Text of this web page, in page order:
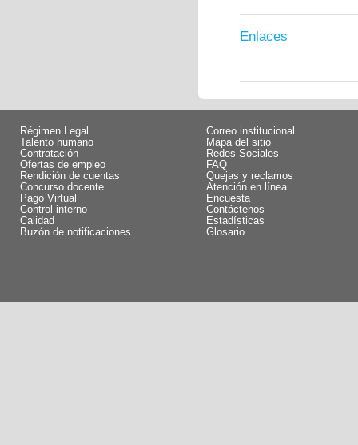
Enlaces
Régimen Legal
Talento humano
Contratación
Ofertas de empleo
Rendición de cuentas
Concurso docente
Pago Virtual
Control interno
Calidad
Buzón de notificaciones
Correo institucional
Mapa del sitio
Redes Sociales
FAQ
Quejas y reclamos
Atención en línea
Encuesta
Contáctenos
Estadísticas
Glosario